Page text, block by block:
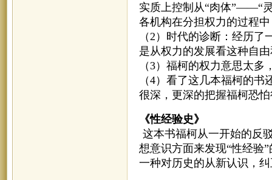
实质上控制从“肉体”——“
各机构在分担权力的过程
（2）时代的诊断：经历
是从权力的发展看这种自
（3）福柯的权力意思太
（4）看了这几本福柯的
很深，更深的把握福柯恐
《性经验史》
这本书福柯从一开始的反
想意识方面来发现“性经验
一种对历史的从新认识，